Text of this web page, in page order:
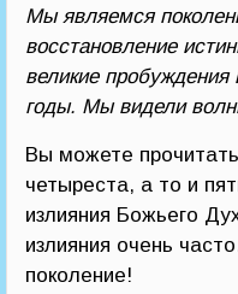
Мы являемся
восстановление
великие
годы. Мы видели
Вы можете
четыреста, а то и
излияния Божьего
излияния очень
поколение!